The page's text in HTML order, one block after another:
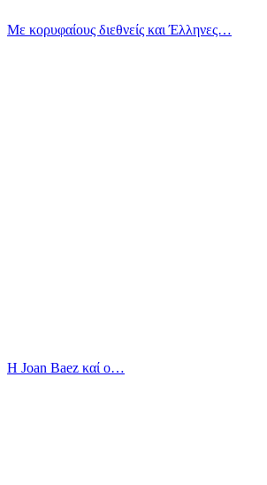
Με κορυφαίους διεθνείς και Έλληνες…
Η Joan Baez καί ο…